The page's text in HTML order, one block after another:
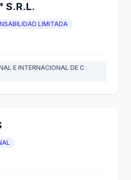
S.R.L.
LIMITADA
E INTERNACIONAL DE C